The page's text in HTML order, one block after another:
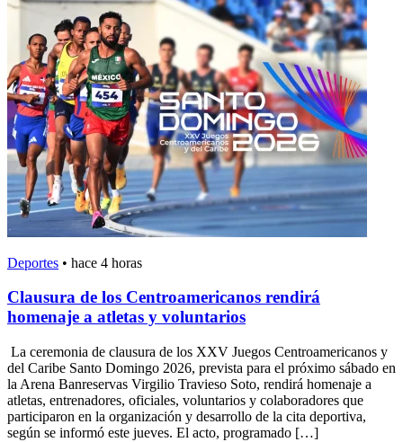
Deportes • hace 4 horas
Clausura de los Centroamericanos rendirá
homenaje a atletas y voluntarios
La ceremonia de clausura de los XXV Juegos Centroamericanos y
del Caribe Santo Domingo 2026, prevista para el próximo sábado en
la Arena Banreservas Virgilio Travieso Soto, rendirá homenaje a
atletas, entrenadores, oficiales, voluntarios y colaboradores que
participaron en la organización y desarrollo de la cita deportiva,
según se informó este jueves. El acto, programado […]